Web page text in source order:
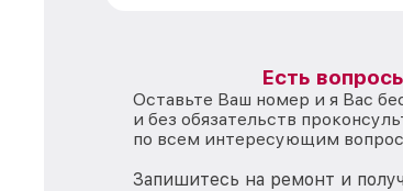
Есть
Оставьте Ваш номер и я Вас
и без обязательств
по всем интересующим
Запишитесь на ремонт и